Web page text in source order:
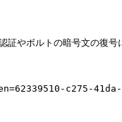
やボルトの暗号文の復号
c275-